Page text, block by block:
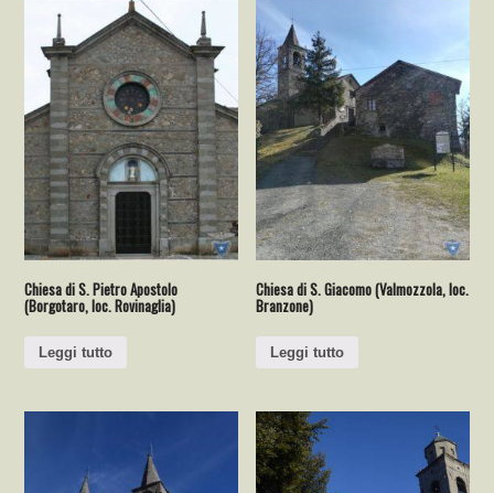
Chiesa di S. Pietro Apostolo
(Borgotaro, loc. Rovinaglia)
Leggi tutto
Chiesa di S. Giacomo (Valmozzola, loc.
Branzone)
Leggi tutto